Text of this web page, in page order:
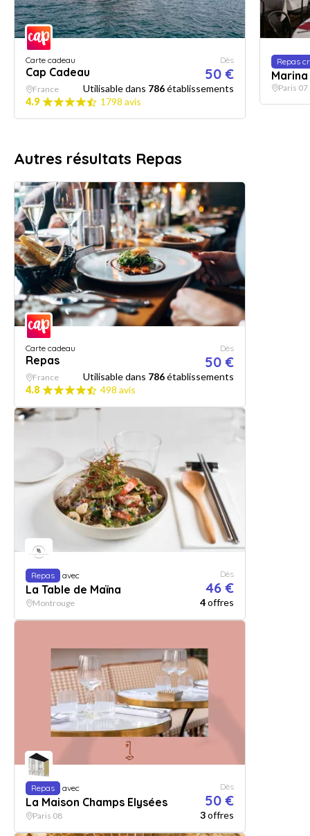
Carte cadeau
Cap Cadeau
Dès
50 €
France Utilisable dans 786établissements
4.9
1798 avis
Repas
Paris 07
Autres résultats Repas
Carte cadeau
Repas
Dès
50 €
France Utilisable dans 786établissements
4.8
498 avis
Repas avec
La Table de Maïna
Dès
46 €
Montrouge 4offres
Repas avec
La Maison Champs Elysées
Dès
50 €
Paris 08 3offres